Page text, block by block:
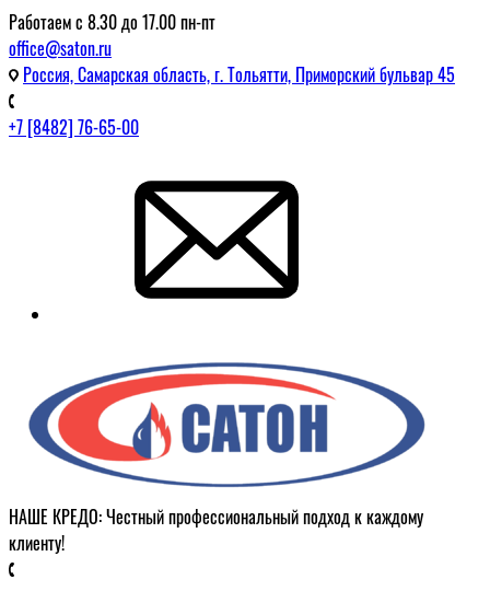
Работаем с 8.30 до 17.00 пн-пт
office@saton.ru
Россия, Самарская область, г. Тольятти, Приморский бульвар 45
+7 [8482] 76-65-00
НАШЕ КРЕДО: Честный профессиональный подход к каждому
клиенту!